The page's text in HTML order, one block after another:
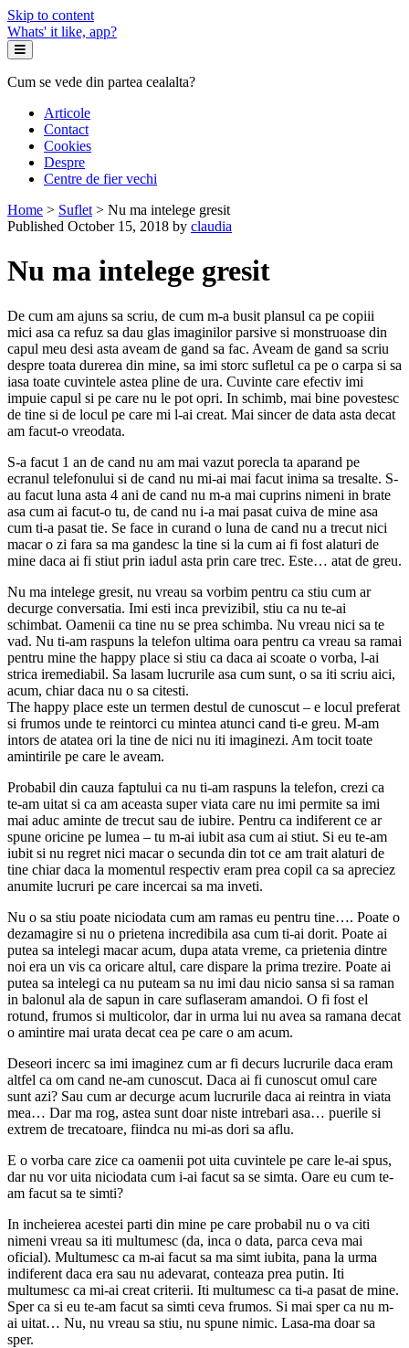
Skip to content
Whats' it like, app?
Cum se vede din partea cealalta?
Articole
Contact
Cookies
Despre
Centre de fier vechi
Home > Suflet > Nu ma intelege gresit
Published October 15, 2018 by claudia
Nu ma intelege gresit
De cum am ajuns sa scriu, de cum m-a busit plansul ca pe copiii
mici asa ca refuz sa dau glas imaginilor parsive si monstruoase din
capul meu desi asta aveam de gand sa fac. Aveam de gand sa scriu
despre toata durerea din mine, sa imi storc sufletul ca pe o carpa si sa
iasa toate cuvintele astea pline de ura. Cuvinte care efectiv imi
impuie capul si pe care nu le pot opri. In schimb, mai bine povestesc
de tine si de locul pe care mi l-ai creat. Mai sincer de data asta decat
am facut-o vreodata.
S-a facut 1 an de cand nu am mai vazut porecla ta aparand pe
ecranul telefonului si de cand nu mi-ai mai facut inima sa tresalte. S-
au facut luna asta 4 ani de cand nu m-a mai cuprins nimeni in brate
asa cum ai facut-o tu, de cand nu i-a mai pasat cuiva de mine asa
cum ti-a pasat tie. Se face in curand o luna de cand nu a trecut nici
macar o zi fara sa ma gandesc la tine si la cum ai fi fost alaturi de
mine daca ai fi stiut prin iadul asta prin care trec. Este… atat de greu.
Nu ma intelege gresit, nu vreau sa vorbim pentru ca stiu cum ar
decurge conversatia. Imi esti inca previzibil, stiu ca nu te-ai
schimbat. Oamenii ca tine nu se prea schimba. Nu vreau nici sa te
vad. Nu ti-am raspuns la telefon ultima oara pentru ca vreau sa ramai
pentru mine the happy place si stiu ca daca ai scoate o vorba, l-ai
strica iremediabil. Sa lasam lucrurile asa cum sunt, o sa iti scriu aici,
acum, chiar daca nu o sa citesti.
The happy place este un termen destul de cunoscut – e locul preferat
si frumos unde te reintorci cu mintea atunci cand ti-e greu. M-am
intors de atatea ori la tine de nici nu iti imaginezi. Am tocit toate
amintirile pe care le aveam.
Probabil din cauza faptului ca nu ti-am raspuns la telefon, crezi ca
te-am uitat si ca am aceasta super viata care nu imi permite sa imi
mai aduc aminte de trecut sau de iubire. Pentru ca indiferent ce ar
spune oricine pe lumea – tu m-ai iubit asa cum ai stiut. Si eu te-am
iubit si nu regret nici macar o secunda din tot ce am trait alaturi de
tine chiar daca la momentul respectiv eram prea copil ca sa apreciez
anumite lucruri pe care incercai sa ma inveti.
Nu o sa stiu poate niciodata cum am ramas eu pentru tine…. Poate o
dezamagire si nu o prietena incredibila asa cum ti-ai dorit. Poate ai
putea sa intelegi macar acum, dupa atata vreme, ca prietenia dintre
noi era un vis ca oricare altul, care dispare la prima trezire. Poate ai
putea sa intelegi ca nu puteam sa nu imi dau nicio sansa si sa raman
in balonul ala de sapun in care suflaseram amandoi. O fi fost el
rotund, frumos si multicolor, dar in urma lui nu avea sa ramana decat
o amintire mai urata decat cea pe care o am acum.
Deseori incerc sa imi imaginez cum ar fi decurs lucrurile daca eram
altfel ca om cand ne-am cunoscut. Daca ai fi cunoscut omul care
sunt azi? Sau cum ar decurge acum lucrurile daca ai reintra in viata
mea… Dar ma rog, astea sunt doar niste intrebari asa… puerile si
extrem de trecatoare, fiindca nu mi-as dori sa aflu.
E o vorba care zice ca oamenii pot uita cuvintele pe care le-ai spus,
dar nu vor uita niciodata cum i-ai facut sa se simta. Oare eu cum te-
am facut sa te simti?
In incheierea acestei parti din mine pe care probabil nu o va citi
nimeni vreau sa iti multumesc (da, inca o data, parca ceva mai
oficial). Multumesc ca m-ai facut sa ma simt iubita, pana la urma
indiferent daca era sau nu adevarat, conteaza prea putin. Iti
multumesc ca mi-ai creat criterii. Iti multumesc ca ti-a pasat de mine.
Sper ca si eu te-am facut sa simti ceva frumos. Si mai sper ca nu m-
ai uitat… Nu, nu vreau sa stiu, nu spune nimic. Lasa-ma doar sa
sper.